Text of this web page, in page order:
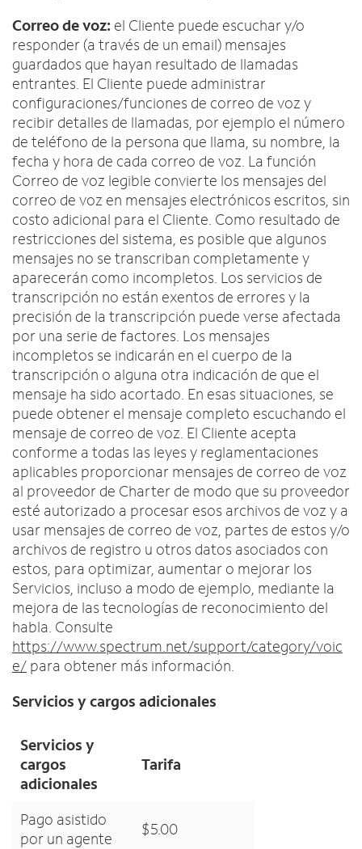
Correo de voz: el Cliente puede escuchar y/o
responder (a través de un email) mensajes
guardados que hayan resultado de llamadas
entrantes. El Cliente puede administrar
configuraciones/funciones de correo de voz y
recibir detalles de llamadas, por ejemplo el número
de teléfono de la persona que llama, su nombre, la
fecha y hora de cada correo de voz. La función
Correo de voz legible convierte los mensajes del
correo de voz en mensajes electrónicos escritos, sin
costo adicional para el Cliente. Como resultado de
restricciones del sistema, es posible que algunos
mensajes no se transcriban completamente y
aparecerán como incompletos. Los servicios de
transcripción no están exentos de errores y la
precisión de la transcripción puede verse afectada
por una serie de factores. Los mensajes
incompletos se indicarán en el cuerpo de la
transcripción o alguna otra indicación de que el
mensaje ha sido acortado. En esas situaciones, se
puede obtener el mensaje completo escuchando el
mensaje de correo de voz. El Cliente acepta
conforme a todas las leyes y reglamentaciones
aplicables proporcionar mensajes de correo de voz
al proveedor de Charter de modo que su proveedor
esté autorizado a procesar esos archivos de voz y a
usar mensajes de correo de voz, partes de estos y/o
archivos de registro u otros datos asociados con
estos, para optimizar, aumentar o mejorar los
Servicios, incluso a modo de ejemplo, mediante la
mejora de las tecnologías de reconocimiento del
habla. Consulte
https://www.spectrum.net/support/category/voic
e/ para obtener más información.
Servicios y cargos adicionales
Servicios y
cargos
adicionales
Tarifa
Pago asistido
por un agente
$5.00